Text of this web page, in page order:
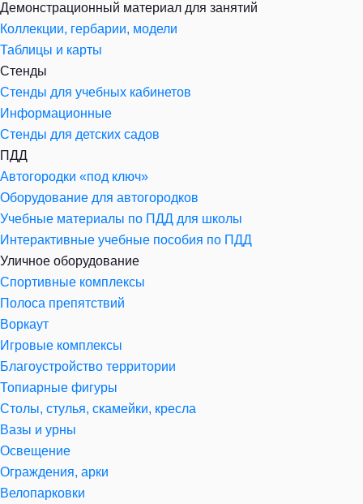
Демонстрационный материал для занятий
Коллекции, гербарии, модели
Таблицы и карты
Стенды
Стенды для учебных кабинетов
Информационные
Стенды для детских садов
ПДД
Автогородки «под ключ»
Оборудование для автогородков
Учебные материалы по ПДД для школы
Интерактивные учебные пособия по ПДД
Уличное оборудование
Спортивные комплексы
Полоса препятствий
Воркаут
Игровые комплексы
Благоустройство территории
Топиарные фигуры
Столы, стулья, скамейки, кресла
Вазы и урны
Освещение
Ограждения, арки
Велопарковки